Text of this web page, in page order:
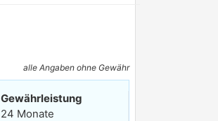
alle Angaben ohne Gewähr
Gewährleistung
24 Monate